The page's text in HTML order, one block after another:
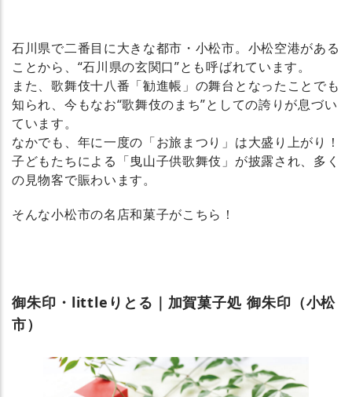
石川県で二番目に大きな都市・小松市。小松空港がある
ことから、“石川県の玄関口”とも呼ばれています。
また、歌舞伎十八番「勧進帳」の舞台となったことでも
知られ、今もなお“歌舞伎のまち”としての誇りが息づい
ています。
なかでも、年に一度の「お旅まつり」は大盛り上がり！
子どもたちによる「曳山子供歌舞伎」が披露され、多く
の見物客で賑わいます。
そんな小松市の名店和菓子がこちら！
御朱印・littleりとる｜加賀菓子処 御朱印（小松
市）